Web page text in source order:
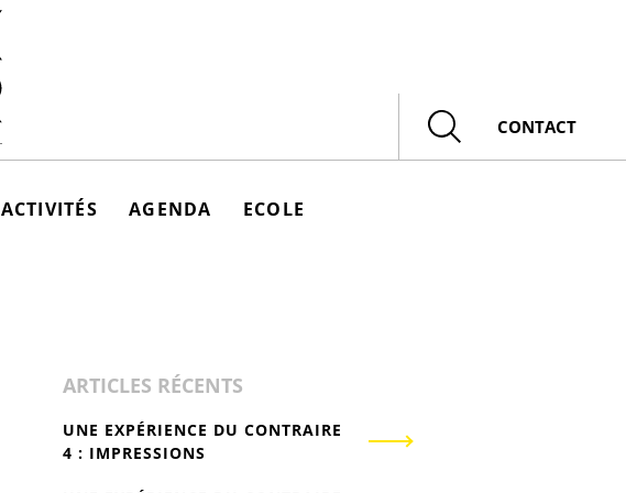
Rechercher
CONTACT
ACTIVITÉS AGENDA ECOLE
ARTICLES RÉCENTS
UNE EXPÉRIENCE DU CONTRAIRE
4 : IMPRESSIONS